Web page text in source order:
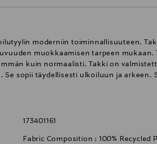
moderniin toiminnallisuuteen.
muokkaamisen tarpeen mukaan.
kuin normaalisti. Takki on
sopii täydellisesti ulkoiluun ja arkeen.
173401161
Fabric Composition : 100% Recycled